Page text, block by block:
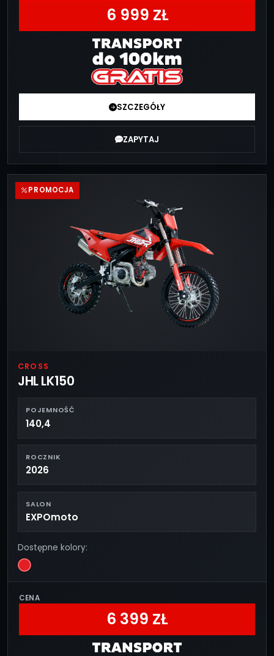
6 999 ZŁ
SZCZEGÓŁY
ZAPYTAJ
PROMOCJA
CROSS
JHL LK150
POJEMNOŚĆ
140,4
ROCZNIK
2026
SALON
EXPOmoto
Dostępne kolory:
CENA
6 399 ZŁ